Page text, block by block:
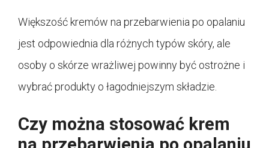
Większość kremów na przebarwienia po opalaniu
jest odpowiednia dla różnych typów skóry, ale
osoby o skórze wrażliwej powinny być ostrożne i
wybrać produkty o łagodniejszym składzie.
Czy można stosować krem